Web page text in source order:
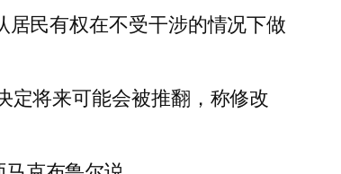
民有权在不受干涉的情况下做
定将来可能会被推翻，称修改